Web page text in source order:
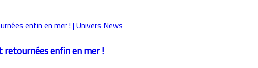
retournées enfin en mer !